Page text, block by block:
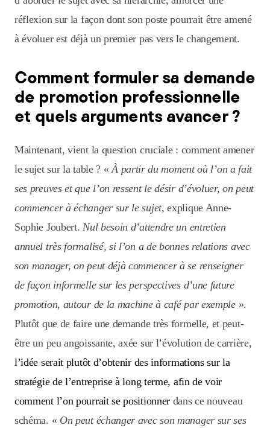
réflexion sur la façon dont son poste pourrait être amené
à évoluer est déjà un premier pas vers le changement.
Comment formuler sa demande
de promotion professionnelle
et quels arguments avancer ?
Maintenant, vient la question cruciale : comment amener
le sujet sur la table ? «À partir du moment où l’on a fait
ses preuves et que l’on ressent le désir d’évoluer, on peut
commencer à échanger sur le sujet, explique Anne-
Sophie Joubert.Nul besoin d’attendre un entretien
annuel très formalisé, si l’on a de bonnes relations avec
son manager, on peut déjà commencer à se renseigner
de façon informelle sur les perspectives d’une future
promotion, autour de la machine à café par exemple».
Plutôt que de faire une demande très formelle, et peut-
être un peu angoissante, axée sur l’évolution de carrière,
l’idée serait plutôt d’obtenir des informations sur la
stratégie de l’entreprise à long terme, afin de voir
comment l’on pourrait se positionner dans ce nouveau
schéma. « On peut échanger avec son manager sur ses